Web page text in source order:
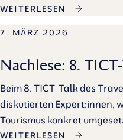
WEITERLESEN
7. MÄRZ 2026
Nachlese: 8.
Beim 8. TICT-Talk des
diskutierten Expert:innen,
Tourismus konkret
WEITERLESEN